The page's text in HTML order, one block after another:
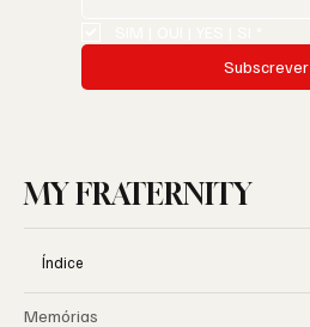
Subscrever
MY FRATERNITY
Índice
Memórias